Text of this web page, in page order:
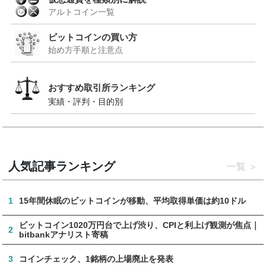
アルトコイン一覧
ビットコインの買い方
始め方手順と注意点
おすすめ取引所ランキング
実績・評判・目的別
人気記事ランキング 一覧
1 15年間休眠のビットコインが移動、平均取得単価は約10ドル
2
ビットコイン1020万円台で上げ渋り、CPIと利上げ観測が焦点｜
bitbankアナリスト寄稿
3 コインチェック、1銘柄の上場廃止を発表